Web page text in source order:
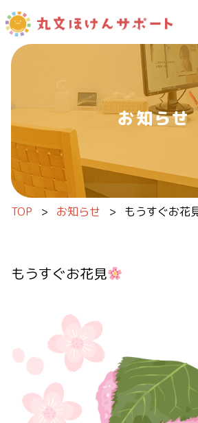
内容をスキップ
お知らせ
TOP > お知らせ > もうすぐお花
もうすぐお花見